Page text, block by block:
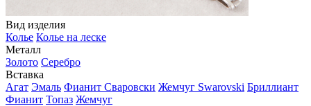
Вид изделия
Колье Колье на леске
Металл
Золото Серебро
Вставка
Агат Эмаль Фианит Сваровски Жемчуг Swarovski Бриллиант
Фианит Топаз Жемчуг